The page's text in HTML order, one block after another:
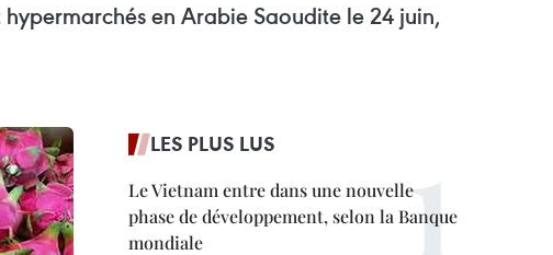
en Arabie Saoudite le 24 juin,
LES PLUS LUS
Le Vietnam entre dans une nouvelle
phase de développement, selon la Banque
mondiale